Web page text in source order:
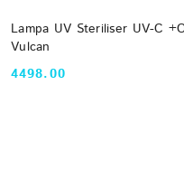
Lampa UV Steriliser UV-C
Vulcan
Cena:
4498.00